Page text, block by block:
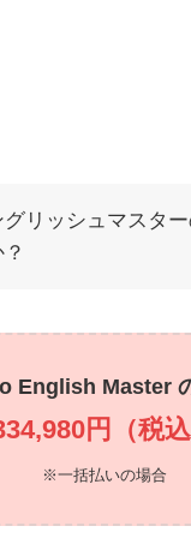
リッシュマスター
English Master
円（税込
※一括払いの場合